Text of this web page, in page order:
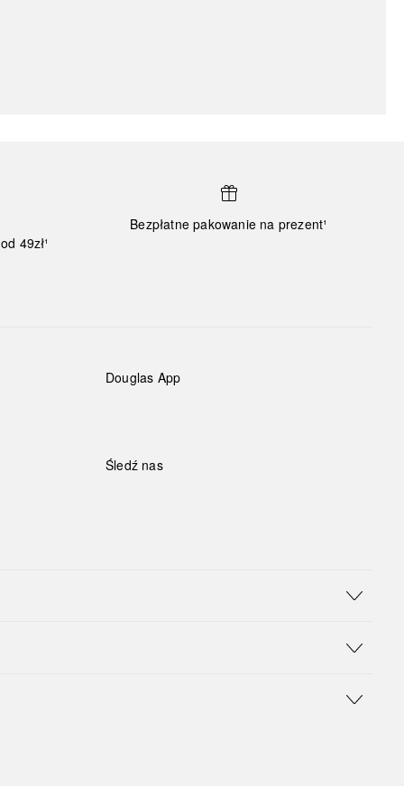
49zł¹
Bezpłatne pakowanie na prezent¹
Douglas App
Śledź nas